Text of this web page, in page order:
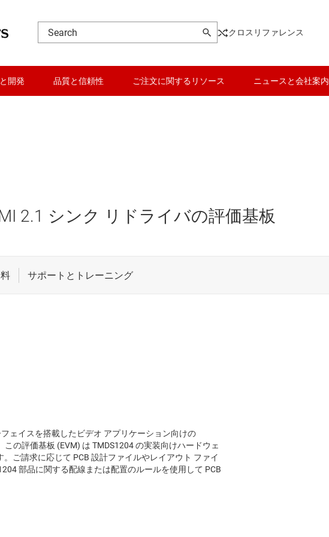
クロスリファレンス
開発 品質と信頼性 ご注文に関するリソース ニュースと会社案内
2.1 シンク リドライバの評価基板
ェイスを搭載したビデオ アプリケーション向けの
の評価基板 (EVM) は TMDS1204 の実装向けハードウェ
ご請求に応じて PCB 設計ファイルやレイアウト ファイ
部品に関する配線または配置のルールを使用して PCB